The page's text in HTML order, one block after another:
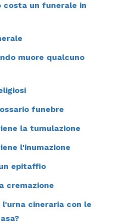
costa un funerale in
muore qualcuno
funebre
la tumulazione
l'inumazione
epitaffio
cremazione
l'urna cineraria con le